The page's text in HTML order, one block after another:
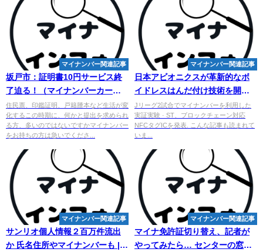
マイナンバー関連記事
坂戸市：証明書10円サービス終
了迫る！（マイナンバーカード
が必要です） - よしかわあつき
...
住民票、印鑑証明、戸籍謄本など生活が変
化するこの時期に、何かと提出を求められ
る方、多いのではないですかマイナンバー
をお持ちの方は急いでくださ...
マイナンバー関連記事
日本アビオニクスが革新的なボ
イドレスはんだ付け技術を開
発、省エネと環境配慮を実現
Jリーグ2試合でマイナンバーを利用した
実証実験 · ST、ブロックチェーン対応
NFCタグICを発表. こんな記事も読まれて
いま...
マイナンバー関連記事
サンリオ個人情報２百万件流出
か 氏名住所やマイナンバーも |
マイナンバー関連記事
マイナ免許証切り替え、記者が
やってみたら… センターの窓口